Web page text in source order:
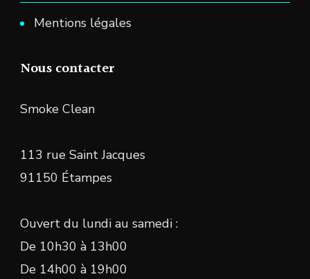
Mentions légales
Nous contacter
Smoke Clean
113 rue Saint Jacques
91150 Étampes
Ouvert du lundi au samedi :
De 10h30 à 13h00
De 14h00 à 19h00